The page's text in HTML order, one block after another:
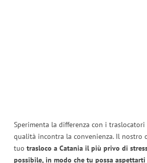
Sperimenta la differenza con i traslocatori
qualità incontra la convenienza. Il nostro
tuo trasloco a Catania il più privo di
possibile, in modo che tu possa